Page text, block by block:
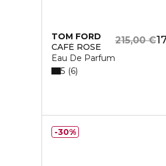
TOM FORD
CAFÉ ROSE
Eau De Parfum
215,00 €
5 6
30%